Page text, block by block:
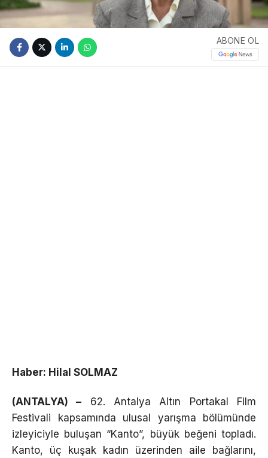
ABONE OL
Haber: Hilal SOLMAZ
(ANTALYA) – 62. Antalya Altın Portakal Film
Festivali kapsamında ulusal yarışma bölümünde
izleyiciyle buluşan “Kanto”, büyük beğeni topladı.
Kanto, üç kuşak kadın üzerinden aile bağlarını,